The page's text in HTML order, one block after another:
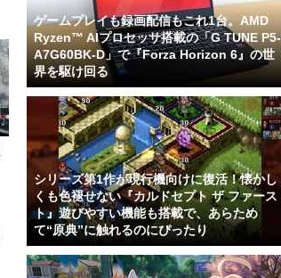
ゲームプレイも録画配信もこれ1台。AMD
Ryzen™ AIプロセッサ搭載の「G TUNE P5-
A7G60BK-D」で『Forza Horizon 6』の世
界を駆け回る
シリーズ第1作が現行機向けに復活！懐かし
くも色褪せない『カルドセプト ザ ファース
ト』遊びやすい機能も搭載で、あらため
て“原典”に触れるのにぴったり